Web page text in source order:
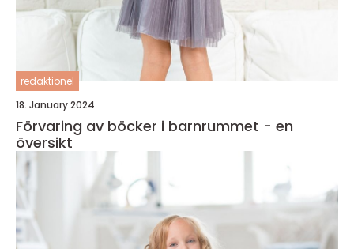
redaktionel
18. January 2024
Förvaring av böcker i barnrummet - en
översikt